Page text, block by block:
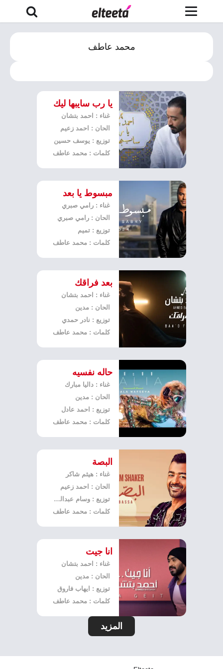
محمد عاطف
يا رب سايبها ليك
غناء : احمد بتشان
الحان : احمد زعيم
توزيع : يوسف حسين
كلمات : محمد عاطف
مبسوط يا بعد
غناء : رامي صبري
الحان : رامي صبري
توزيع : تميم
كلمات : محمد عاطف
بعد فراقك
غناء : احمد بتشان
الحان : مدين
توزيع : نادر حمدي
كلمات : محمد عاطف
حاله نفسيه
غناء : داليا مبارك
الحان : مدين
توزيع : احمد عادل
كلمات : محمد عاطف
البصة
غناء : هيثم شاكر
الحان : احمد زعيم
توزيع : وسام عبدالمنعم
كلمات : محمد عاطف
انا جيت
غناء : احمد بتشان
الحان : مدين
توزيع : ايهاب فاروق
كلمات : محمد عاطف
المزيد